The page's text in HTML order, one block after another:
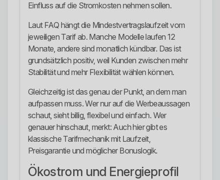
Einfluss auf die Stromkosten nehmen sollen.
Laut FAQ hängt die Mindestvertragslaufzeit vom
jeweiligen Tarif ab. Manche Modelle laufen 12
Monate, andere sind monatlich kündbar. Das ist
grundsätzlich positiv, weil Kunden zwischen mehr
Stabilität und mehr Flexibilität wählen können.
Gleichzeitig ist das genau der Punkt, an dem man
aufpassen muss. Wer nur auf die Werbeaussagen
schaut, sieht billig, flexibel und einfach. Wer
genauer hinschaut, merkt: Auch hier gibt es
klassische Tarifmechanik mit Laufzeit,
Preisgarantie und möglicher Bonuslogik.
Ökostrom und Energieprofil